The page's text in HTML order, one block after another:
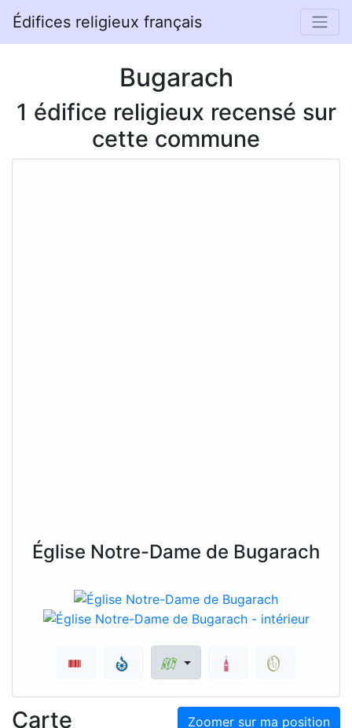
Édifices religieux français
Bugarach
1 édifice religieux recensé sur
cette commune
Église Notre-Dame de Bugarach
Zoomer sur ma position
Carte